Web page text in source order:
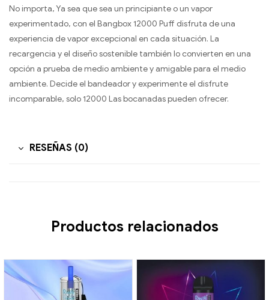
No importa, Ya sea que sea un principiante o un vapor
experimentado, con el Bangbox 12000 Puff disfruta de una
experiencia de vapor excepcional en cada situación. La
recargencia y el diseño sostenible también lo convierten en una
opción a prueba de medio ambiente y amigable para el medio
ambiente. Decide el bandeador y experimente el disfrute
incomparable, solo 12000 Las bocanadas pueden ofrecer.
RESEÑAS (0)
Productos relacionados